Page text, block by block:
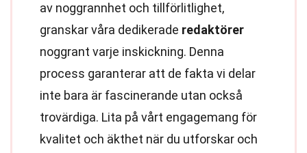
av noggrannhet och tillförlitlighet,
granskar våra dedikerade redaktörer
noggrant varje inskickning. Denna
process garanterar att de fakta vi delar
inte bara är fascinerande utan också
trovärdiga. Lita på vårt engagemang för
kvalitet och äkthet när du utforskar och